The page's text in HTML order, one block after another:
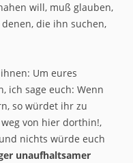
will, muß glauben,
die ihn suchen,
Um eures
ich sage euch: Wenn
so würdet ihr zu
von hier dorthin!,
nichts würde euch
unaufhaltsamer